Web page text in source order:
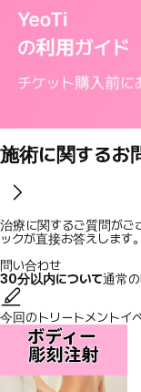
施術に関するお
治療に関するご質問がご
ックが直接お答えします。
問い合わせ
30分以内について通常
今回のトリートメントイ